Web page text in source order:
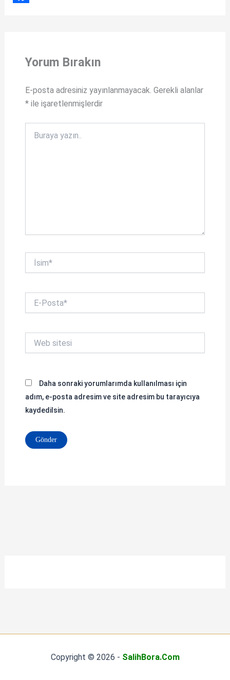
Yorum Bırakın
E-posta adresiniz yayınlanmayacak. Gerekli alanlar
*ile işaretlenmişlerdir
yazın..
İsim*
Posta*
sitesi
Daha sonraki yorumlarımda kullanılması için
adım, e-posta adresim ve site adresim bu tarayıcıya
kaydedilsin.
Copyright © 2026 - SalihBora.Com